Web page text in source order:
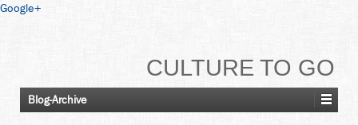
Google+
CULTURE TO GO
Blog-Archive